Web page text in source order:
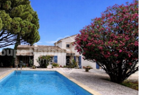
Locaux commerciaux
Immeubles
L'agence